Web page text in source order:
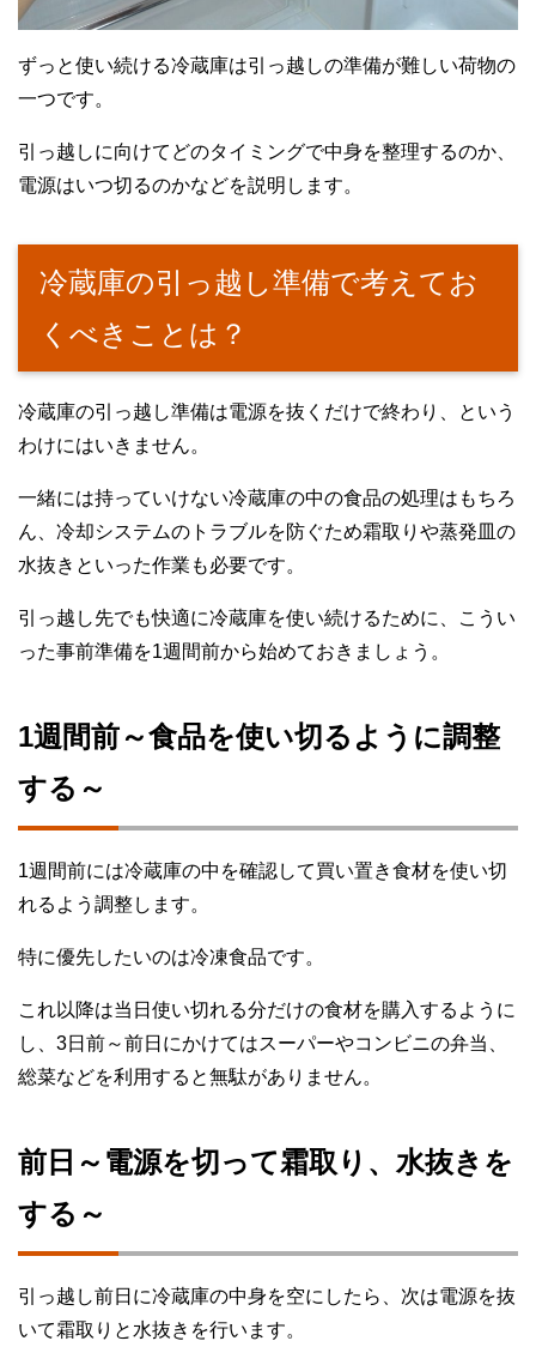
ずっと使い続ける冷蔵庫は引っ越しの準備が難しい荷物の
一つです。
引っ越しに向けてどのタイミングで中身を整理するのか、
電源はいつ切るのかなどを説明します。
冷蔵庫の引っ越し準備で考えてお
くべきことは？
冷蔵庫の引っ越し準備は電源を抜くだけで終わり、という
わけにはいきません。
一緒には持っていけない冷蔵庫の中の食品の処理はもちろ
ん、冷却システムのトラブルを防ぐため霜取りや蒸発皿の
水抜きといった作業も必要です。
引っ越し先でも快適に冷蔵庫を使い続けるために、こうい
った事前準備を1週間前から始めておきましょう。
1週間前～食品を使い切るように調整
する～
1週間前には冷蔵庫の中を確認して買い置き食材を使い切
れるよう調整します。
特に優先したいのは冷凍食品です。
これ以降は当日使い切れる分だけの食材を購入するように
し、3日前～前日にかけてはスーパーやコンビニの弁当、
総菜などを利用すると無駄がありません。
前日～電源を切って霜取り、水抜きを
する～
引っ越し前日に冷蔵庫の中身を空にしたら、次は電源を抜
いて霜取りと水抜きを行います。